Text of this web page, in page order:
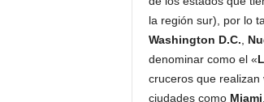
la región sur), por lo
Washington D.C.
denominar como el «
cruceros que realizan
ciudades como Miami